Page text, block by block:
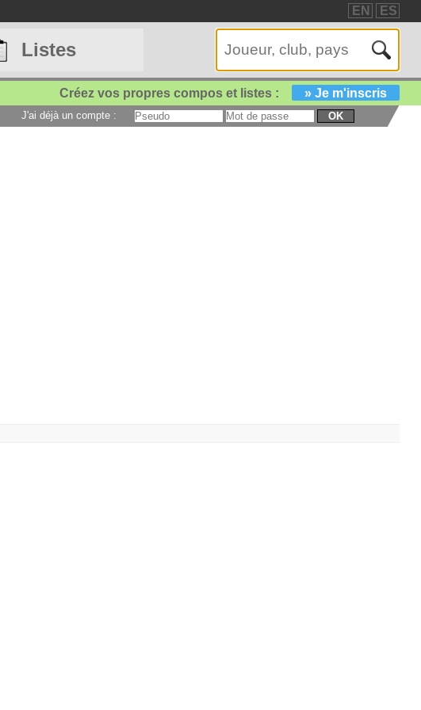
EN ES
Listes
Créez vos propres compos et listes : » Je m'inscris
J'ai déjà un compte : OK